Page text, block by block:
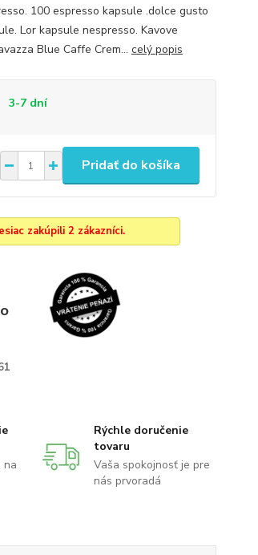
100 espresso kapsule .dolce gusto
Lor kapsule nespresso. Kavove
Blue Caffe Crem... celý popis
3-7 dní
Pridať do košíka
zakúpili 2 zákazníci.
na
Rýchle doručenie
tovaru
Vaša spokojnosť je pre
nás prvoradá